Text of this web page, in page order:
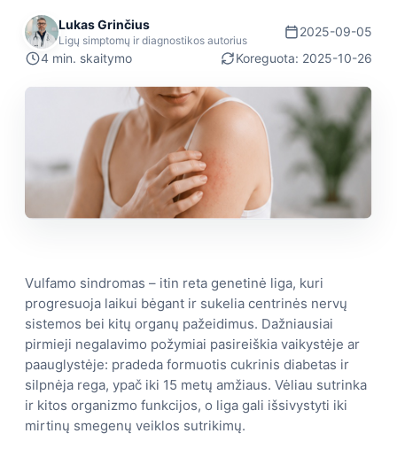
Lukas Grinčius
Ligų simptomų ir diagnostikos autorius
2025-09-05
4 min. skaitymo
Koreguota: 2025-10-26
Vulfamo sindromas – itin reta genetinė liga, kuri
progresuoja laikui bėgant ir sukelia centrinės nervų
sistemos bei kitų organų pažeidimus. Dažniausiai
pirmieji negalavimo požymiai pasireiškia vaikystėje ar
paauglystėje: pradeda formuotis cukrinis diabetas ir
silpnėja rega, ypač iki 15 metų amžiaus. Vėliau sutrinka
ir kitos organizmo funkcijos, o liga gali išsivystyti iki
mirtinų smegenų veiklos sutrikimų.